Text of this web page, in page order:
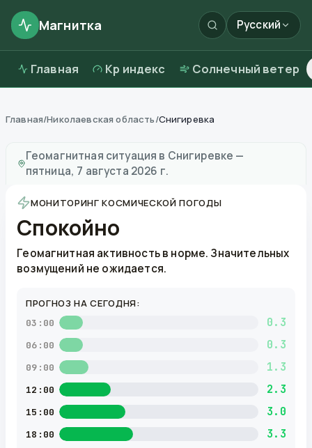
Магнитка Русский
Главная Kp индекс Солнечный ветер
Главная/Николаевская область/Снигиревка
Геомагнитная ситуация в Снигиревке —
пятница, 7 августа 2026 г.
МОНИТОРИНГ КОСМИЧЕСКОЙ ПОГОДЫ
Спокойно
Геомагнитная активность в норме. Значительных
возмущений не ожидается.
ПРОГНОЗ НА СЕГОДНЯ:
03:00 0.3
06:00 0.3
09:00 1.3
12:00 2.3
15:00 3.0
18:00 3.3